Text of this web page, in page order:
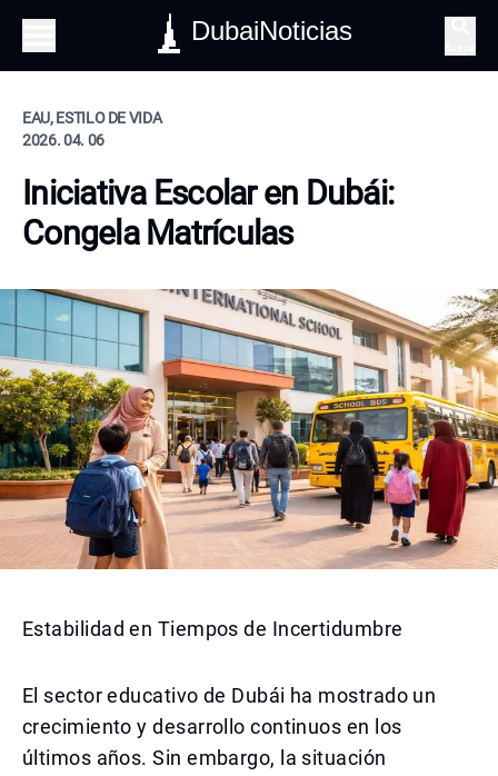
DubaiNoticias
EAU, ESTILO DE VIDA
2026. 04. 06
Iniciativa Escolar en Dubái:
Congela Matrículas
Estabilidad en Tiempos de Incertidumbre
El sector educativo de Dubái ha mostrado un
crecimiento y desarrollo continuos en los
últimos años. Sin embargo, la situación